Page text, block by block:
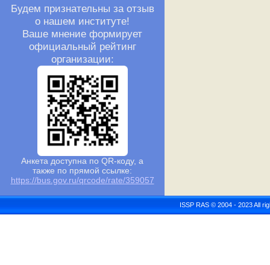
Будем признательны за отзыв
о нашем институте!
Ваше мнение формирует
официальный рейтинг
организации:
Анкета доступна по QR-коду, а
также по прямой ссылке:
https://bus.gov.ru/qrcode/rate/359057
ISSP RAS © 2004 - 2023 All